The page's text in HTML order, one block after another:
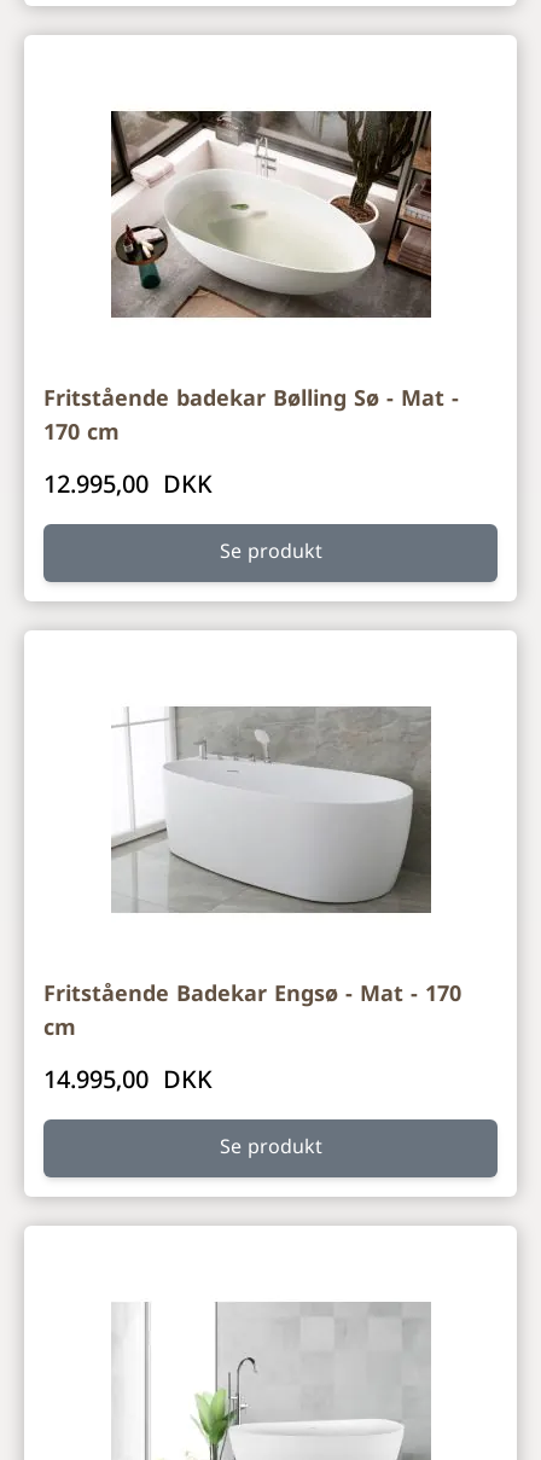
Fritstående badekar Bølling Sø - Mat -
170 cm
12.995,00 DKK
Se produkt
Fritstående Badekar Engsø - Mat - 170
cm
14.995,00 DKK
Se produkt